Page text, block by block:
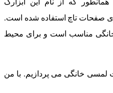
صفحات تاچ استفاده شده است.
مناسب است و برای محیط
لمسی خانگی می پردازیم. با من